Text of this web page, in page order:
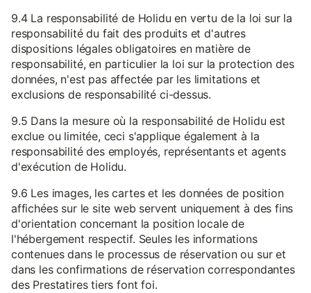
9.4 La responsabilité de Holidu en vertu de la loi sur la
responsabilité du fait des produits et d'autres
dispositions légales obligatoires en matière de
responsabilité, en particulier la loi sur la protection des
données, n'est pas affectée par les limitations et
exclusions de responsabilité ci-dessus.
9.5 Dans la mesure où la responsabilité de Holidu est
exclue ou limitée, ceci s'applique également à la
responsabilité des employés, représentants et agents
d'exécution de Holidu.
9.6 Les images, les cartes et les données de position
affichées sur le site web servent uniquement à des fins
d'orientation concernant la position locale de
l'hébergement respectif. Seules les informations
contenues dans le processus de réservation ou sur et
dans les confirmations de réservation correspondantes
des Prestatires tiers font foi.